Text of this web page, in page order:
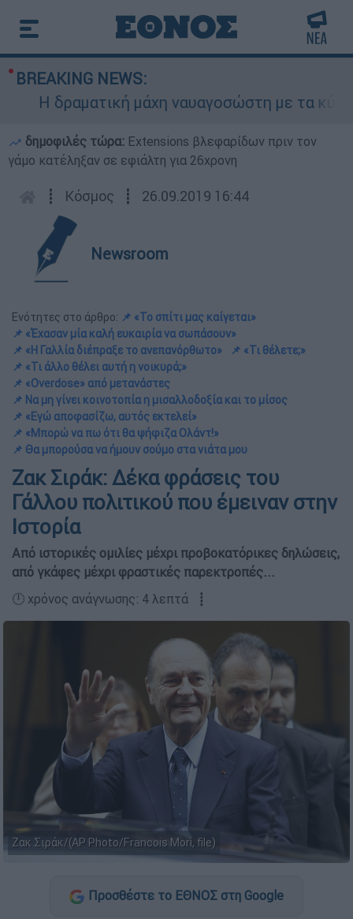
BREAKING NEWS:
Η δραματική μάχη ναυαγοσώστη με τα κύματα
δημοφιλές τώρα: Extensions βλεφαρίδων πριν τον
γάμο κατέληξαν σε εφιάλτη για 26χρονη
┋ Κόσμος ┋ 26.09.2019 16:44
Newsroom
Ενότητες στο άρθρο: 📌 «Το σπίτι μας καίγεται»
📌 «Έχασαν μία καλή ευκαιρία να σωπάσουν»
📌 «Η Γαλλία διέπραξε το ανεπανόρθωτο»
📌 «Τι θέλετε;»
📌 «Τι άλλο θέλει αυτή η νοικυρά;»
📌 «Overdose» από μετανάστες
📌 Να μη γίνει κοινοτοπία η μισαλλοδοξία και το μίσος
📌 «Εγώ αποφασίζω, αυτός εκτελεί»
📌 «Μπορώ να πω ότι θα ψήφιζα Ολάντ!»
📌 Θα μπορούσα να ήμουν σούμο στα νιάτα μου
Ζακ Σιράκ: Δέκα φράσεις του
Γάλλου πολιτικού που έμειναν στην
Ιστορία
Από ιστορικές ομιλίες μέχρι προβοκατόρικες δηλώσεις,
από γκάφες μέχρι φραστικές παρεκτροπές...
🕛 χρόνος ανάγνωσης: 4 λεπτά ┋
Ζακ Σιράκ/(AP Photo/Francois Mori, file)
Προσθέστε το ΕΘΝΟΣ στη Google